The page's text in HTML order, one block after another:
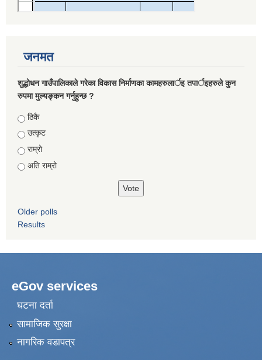
जनमत
शुद्धोधन गाउँपालिकाले गरेका विकास निर्माणका कामहरुलार्इ तपार्इहरुले कुन
रुपमा मुल्यङ्कन गर्नुहुन्छ ?
Choices
ठिकै
उत्कृट
राम्रो
अति राम्रो
Older polls
Results
eGov services
घटना दर्ता
सामाजिक सुरक्षा
नागरिक वडापत्र